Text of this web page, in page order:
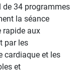
34 programmes
la séance
rapide aux
par les
cardiaque et les
et